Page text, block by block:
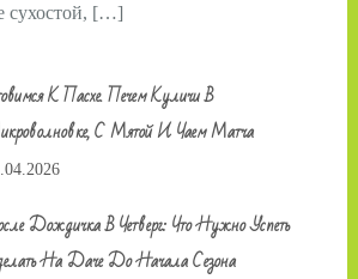
сухостой, […]
К Пасхе. Печем Куличи В
С Мятой И Чаем Матча
Дождичка В Четверг: Что Нужно Успеть
На Даче До Начала Сезона